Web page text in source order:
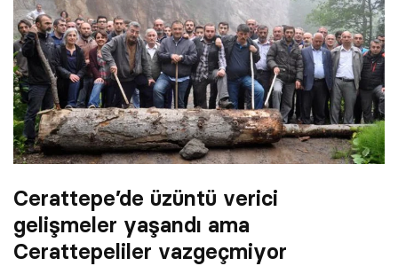
Cerattepe’de üzüntü verici
gelişmeler yaşandı ama
Cerattepeliler vazgeçmiyor